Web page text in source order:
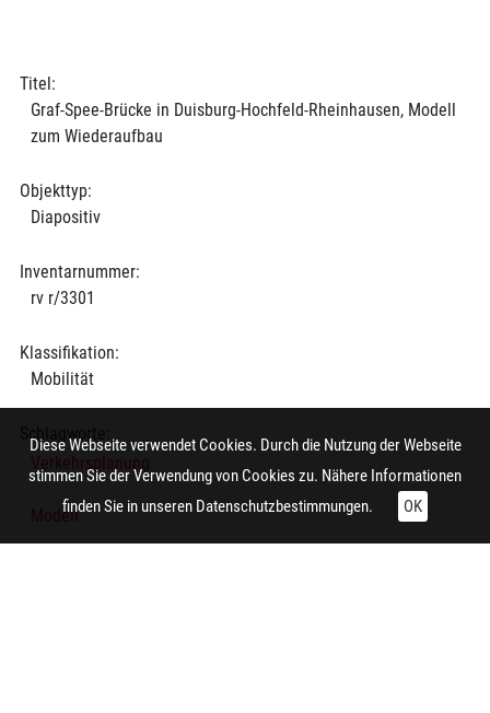
Titel:
Graf-Spee-Brücke in Duisburg-Hochfeld-Rheinhausen, Modell
zum Wiederaufbau
Objekttyp:
Diapositiv
Inventarnummer:
rv r/3301
Klassifikation:
Mobilität
Modell
Diese Webseite verwendet Cookies. Durch die Nutzung der Webseite
stimmen Sie der Verwendung von Cookies zu. Nähere Informationen
finden Sie in unseren Datenschutzbestimmungen. OK